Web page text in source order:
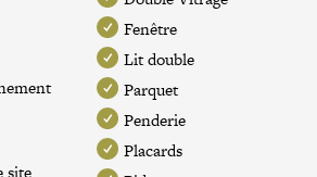
site
Fenêtre
Lit double
Parquet
Penderie
Placards